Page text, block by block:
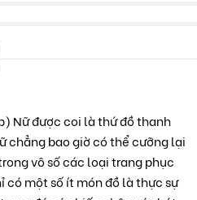
Nữ được coi là thứ đồ thanh
chẳng bao giờ có thể cưỡng lại
vô số các loại trang phục
một số ít món đồ là thực sự